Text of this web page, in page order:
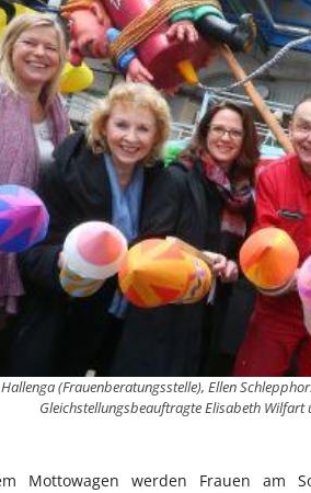
(Frauenberatungsstelle), Ellen
Gleichstellungsbeauftragte Elisabeth
Mottowagen werden Frauen am